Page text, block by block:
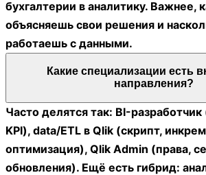
бухгалтерии в аналитику. Важнее,
объясняешь свои решения и
работаешь с данными.
Какие специализации есть
направления?
Часто делятся так: BI-
KPI), data/ETL в Qlik (скрипт,
оптимизация), Qlik Admin (права,
обновления). Ещё есть гибрид: